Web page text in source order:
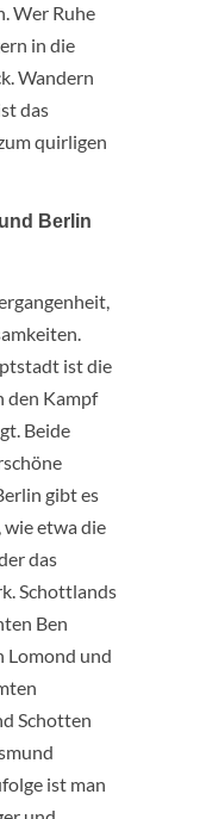
Wer Ruhe
in die
Wandern
das
quirligen
Berlin
ist die
den Kampf
Beide
gibt es
etwa die
das
Schottlands
Ben
Lomond und
Schotten
ist man